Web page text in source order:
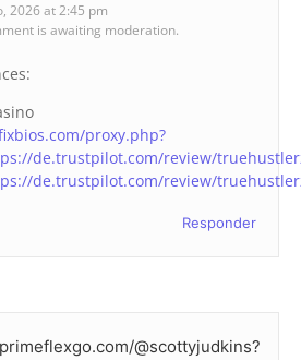
2026 at 2:45 pm
is awaiting moderation.
proxy.php?
de.trustpilot.com/review/
de.trustpilot.com/review/
Responder
@scottyjudkins?